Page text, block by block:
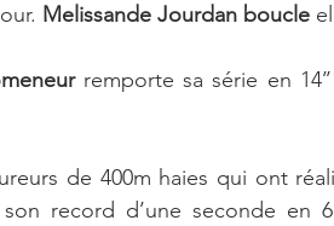
Melissande Jourdan boucle
remporte sa série en
de 400m haies qui ont
record d’une seconde en